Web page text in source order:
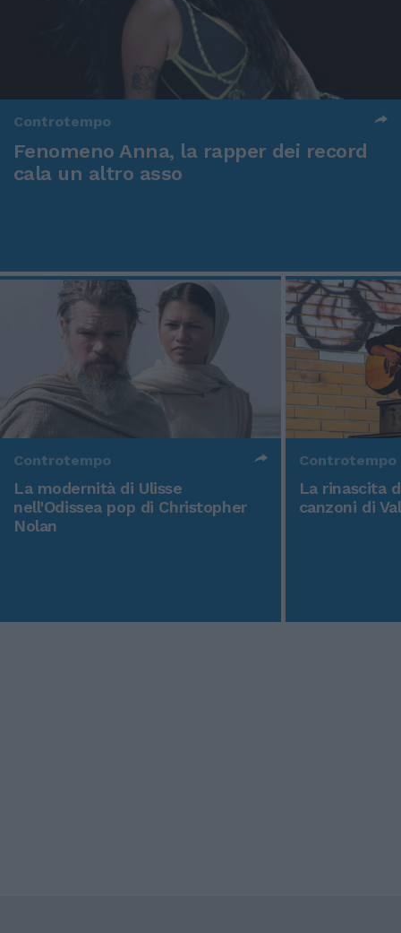
Controtempo
Fenomeno Anna, la rapper dei record
cala un altro asso
Controtempo
La modernità di Ulisse
nell'Odissea pop di Christopher
Nolan
Controtempo
La rinascita
canzoni di